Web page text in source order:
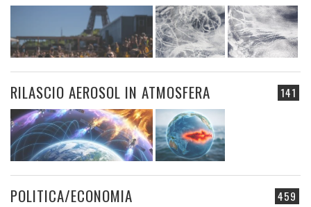
141
RILASCIO AEROSOL IN ATMOSFERA
459
POLITICA/ECONOMIA